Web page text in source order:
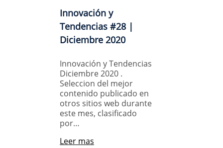
Innovación y
Tendencias #28 |
Diciembre 2020
Innovación y Tendencias
Diciembre 2020 .
Seleccion del mejor
contenido publicado en
otros sitios web durante
este mes, clasificado
por…
Leer mas